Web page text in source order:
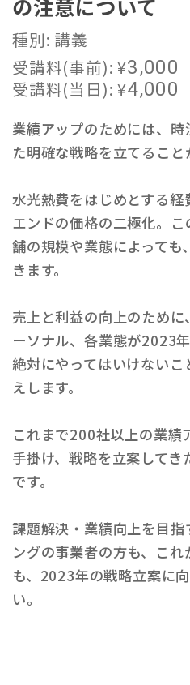
の注意について
種別: 講義
受講料(事前):¥3,000
受講料(当日):¥4,000
業績アップのためには、
た明確な戦略を立てること
水光熱費をはじめとする
エンドの価格の二極化。
舗の規模や業態によっても
きます。
売上と利益の向上のため
ーソナル、各業態が2023
絶対にやってはいけない
えします。
これまで200社以上の業績
手掛け、戦略を立案して
です。
課題解決・業績向上を目
ングの事業者の方も、こ
も、2023年の戦略立案に
い。